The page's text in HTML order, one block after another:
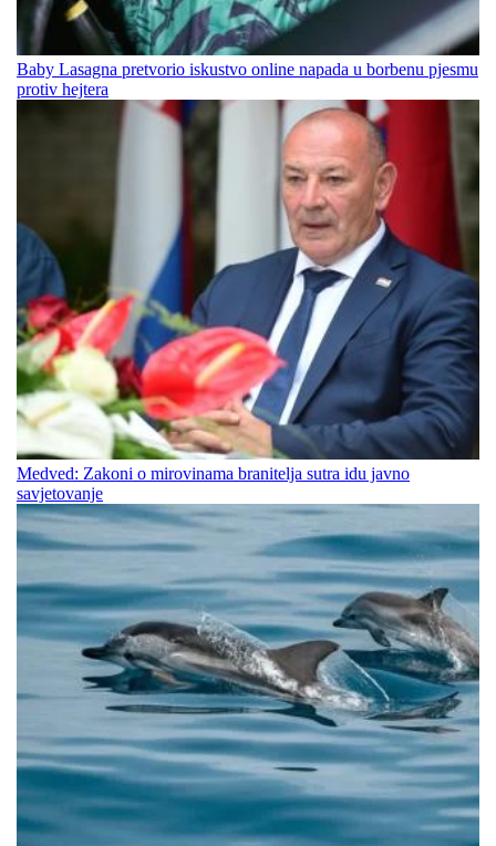
Baby Lasagna pretvorio iskustvo online napada u borbenu pjesmu
protiv hejtera
Medved: Zakoni o mirovinama branitelja sutra idu javno
savjetovanje